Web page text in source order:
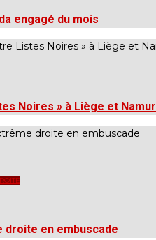
engagé du mois
Noires » à Liège et Namur
droite en embuscade